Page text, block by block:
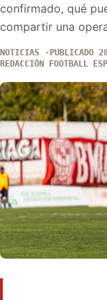
confirmado, qué
compartir una
NOTICIAS PUBLICADO
REDACCIÓN FOOTBALL